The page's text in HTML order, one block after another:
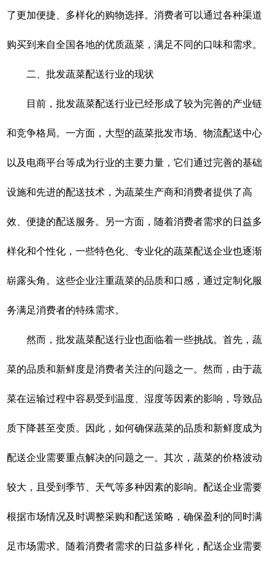
了更加便捷、多样化的购物选择。消费者可以通过各种渠道
购买到来自全国各地的优质蔬菜，满足不同的口味和需求。
二、批发蔬菜配送行业的现状
目前，批发蔬菜配送行业已经形成了较为完善的产业链
和竞争格局。一方面，大型的蔬菜批发市场、物流配送中心
以及电商平台等成为行业的主要力量，它们通过完善的基础
设施和先进的配送技术，为蔬菜生产商和消费者提供了高
效、便捷的配送服务。另一方面，随着消费者需求的日益多
样化和个性化，一些特色化、专业化的蔬菜配送企业也逐渐
崭露头角。这些企业注重蔬菜的品质和口感，通过定制化服
务满足消费者的特殊需求。
然而，批发蔬菜配送行业也面临着一些挑战。首先，蔬
菜的品质和新鲜度是消费者关注的问题之一。然而，由于蔬
菜在运输过程中容易受到温度、湿度等因素的影响，导致品
质下降甚至变质。因此，如何确保蔬菜的品质和新鲜度成为
配送企业需要重点解决的问题之一。其次，蔬菜的价格波动
较大，且受到季节、天气等多种因素的影响。配送企业需要
根据市场情况及时调整采购和配送策略，确保盈利的同时满
足市场需求。随着消费者需求的日益多样化，配送企业需要